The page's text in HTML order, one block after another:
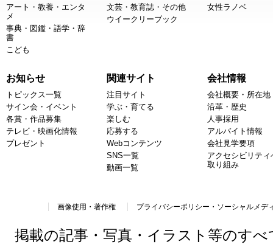
アート・教養・エンタ
メ
事典・図鑑・語学・辞
書
こども
文芸・教育誌・その他
ウイークリーブック
女性ラノベ
お知らせ
トピックス一覧
サイン会・イベント
各賞・作品募集
テレビ・映画化情報
プレゼント
関連サイト
注目サイト
学ぶ・育てる
楽しむ
応募する
Webコンテンツ
SNS一覧
動画一覧
会社情報
会社概要・所在地
沿革・歴史
人事採用
アルバイト情報
会社見学要項
アクセシビリティ
取り組み
画像使用・著作権 プライバシーポリシー・ソーシャルメデ
掲載の記事・写真・イラスト等のす